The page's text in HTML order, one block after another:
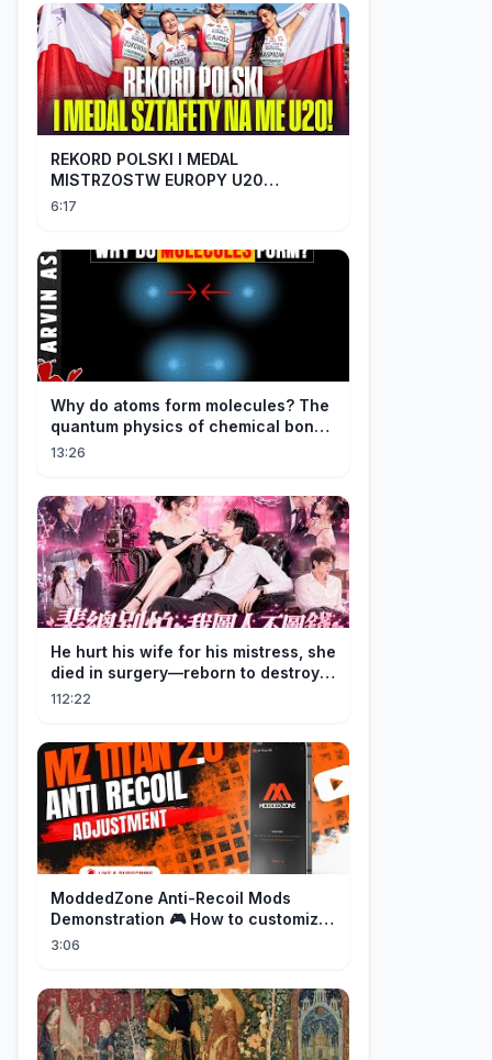
REKORD POLSKI I MEDAL
MISTRZOSTW EUROPY U20
SZTAFETY 4 X 100 METRÓW KOBIET
6:17
Why do atoms form molecules? The
quantum physics of chemical bonds
explained
13:26
He hurt his wife for his mistress, she
died in surgery—reborn to destroy
him!
112:22
ModdedZone Anti-Recoil Mods
Demonstration 🎮 How to customize
the anti-recoil for your gameplay!
3:06